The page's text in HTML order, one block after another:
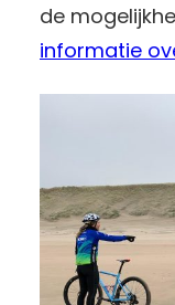
de
informatie